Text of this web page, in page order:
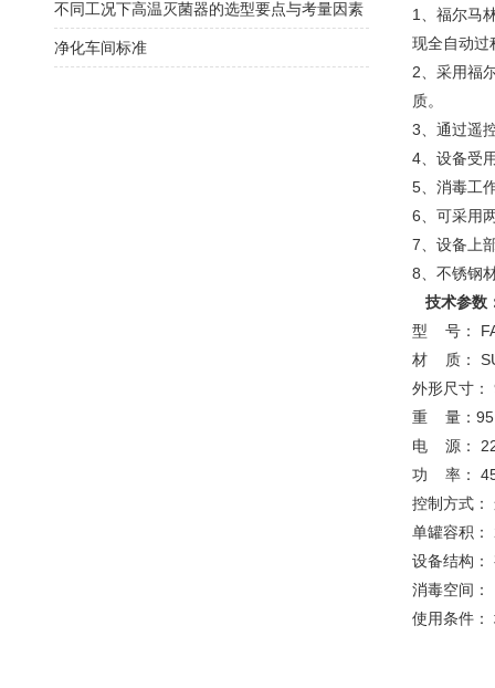
1、福尔马
现全自动过
2、采用福
质。
3、通过遥
4、设备受
5、消毒工
6、可采用
7、设备上
8、不锈钢
技术参数
型 号：
材 质：
外形尺寸：
重 量：
电 源：
功 率：
控制方式：
单罐容积：
设备结构：
消毒空间：
使用条件：
不同工况下高温灭菌器的选型要点与考量因素
净化车间标准